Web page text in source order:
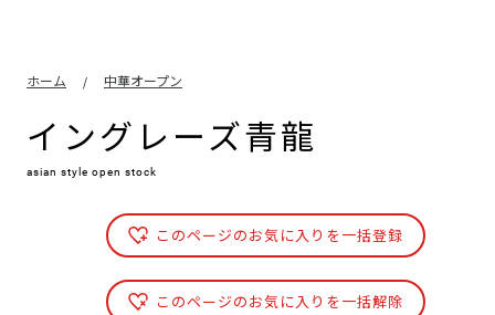
ホーム / 中華オープン
イングレーズ青龍
asian style open stock
このページのお気に入りを一括登録
このページのお気に入りを一括解除